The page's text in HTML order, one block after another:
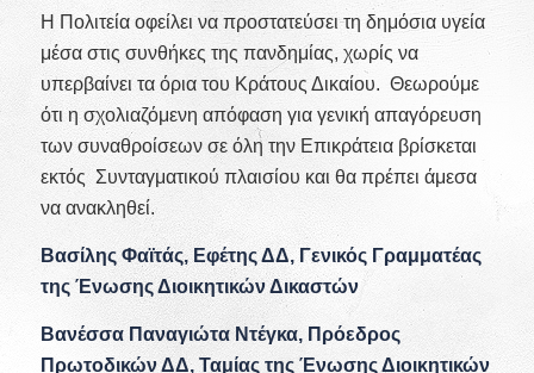
Η Πολιτεία οφείλει να προστατεύσει τη δημόσια υγεία
μέσα στις συνθήκες της πανδημίας, χωρίς να
υπερβαίνει τα όρια του Κράτους Δικαίου. Θεωρούμε
ότι η σχολιαζόμενη απόφαση για γενική απαγόρευση
των συναθροίσεων σε όλη την Επικράτεια βρίσκεται
εκτός Συνταγματικού πλαισίου και θα πρέπει άμεσα
να ανακληθεί.
Βασίλης Φαϊτάς, Εφέτης ΔΔ, Γενικός Γραμματέας
της Ένωσης Διοικητικών Δικαστών
Βανέσσα Παναγιώτα Ντέγκα, Πρόεδρος
Πρωτοδικών ΔΔ, Ταμίας της Ένωσης Διοικητικών